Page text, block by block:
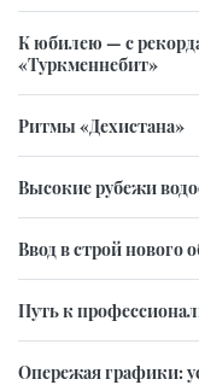
К юбилею — с
«Туркменнебит»
Ритмы «Дехистана»
Высокие рубежи
Ввод в строй нового
Путь к
Опережая графики: